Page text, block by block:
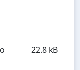
22.8 kB